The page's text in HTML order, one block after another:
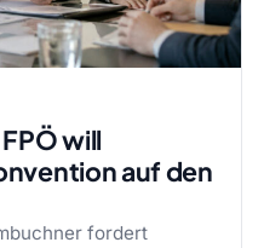
will
auf den
fordert